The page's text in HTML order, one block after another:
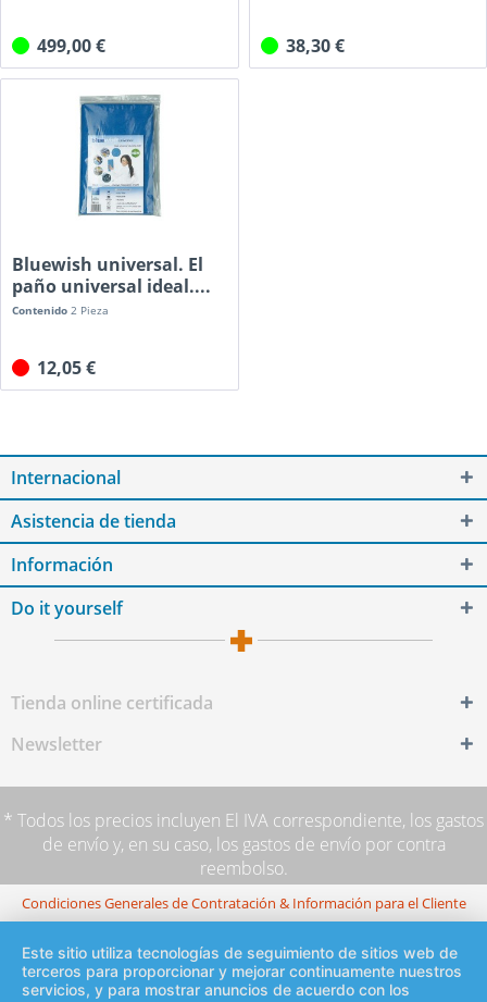
499,00 € 38,30 €
Bluewish universal. El
paño universal ideal....
Contenido2 Pieza
12,05 €
Internacional
Asistencia de tienda
Información
Do it yourself
Tienda online certificada
Newsletter
* Todos los precios incluyen El IVA correspondiente, los gastos
de envíoy, en su caso, los gastos de envío por contra
reembolso.
Condiciones Generales de Contratación & Información para el Cliente
Este sitio utiliza tecnologías de seguimiento de sitios web de
terceros para proporcionar y mejorar continuamente nuestros
servicios, y para mostrar anuncios de acuerdo con los